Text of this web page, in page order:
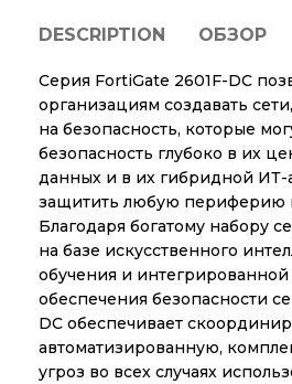
DESCRIPTION ОБЗОР
Серия FortiGate 2601F-DC
организациям создавать
на безопасность, которые
безопасность глубоко в их
данных и в их гибридной ИТ-
защитить любую периферию
Благодаря богатому набору
на базе искусственного
обучения и
обеспечения безопасности
DC обеспечивает
автоматизированную,
угроз во всех случаях